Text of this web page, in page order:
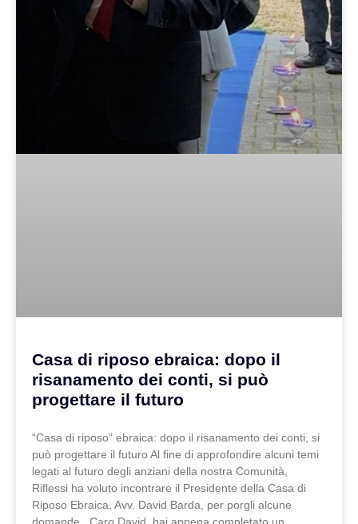
Casa di riposo ebraica: dopo il
risanamento dei conti, si può
progettare il futuro
“Casa di riposo” ebraica: dopo il risanamento dei conti, si
può progettare il futuro Al fine di approfondire alcuni temi
legati al futuro degli anziani della nostra Comunità,
Riflessi ha voluto incontrare il Presidente della Casa di
Riposo Ebraica, Avv. David Barda, per porgli alcune